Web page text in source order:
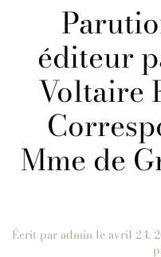
éditeur
Voltaire
Mme de
Écrit paradmin leavril 24,